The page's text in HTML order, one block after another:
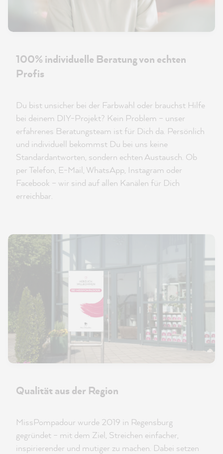
100% individuelle Beratung von echten
Profis
Du bist unsicher bei der Farbwahl oder brauchst Hilfe
bei deinem DIY-Projekt? Kein Problem – unser
erfahrenes Beratungsteam ist für Dich da. Persönlich
und individuell bekommst Du bei uns keine
Standardantworten, sondern echten Austausch. Ob
per Telefon, E-Mail, WhatsApp, Instagram oder
Facebook – wir sind auf allen Kanälen für Dich
erreichbar.
Qualität aus der Region
MissPompadour wurde 2019 in Regensburg
gegründet – mit dem Ziel, Streichen einfacher,
inspirierender und mutiger zu machen. Dabei setzen